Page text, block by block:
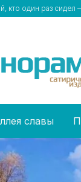
кто один раз сидел –
славы